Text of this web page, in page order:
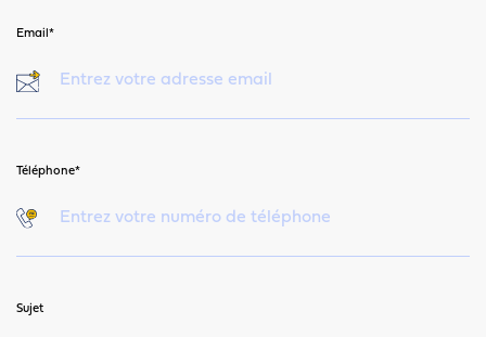
Email*
Téléphone*
Sujet